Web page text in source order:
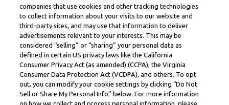
Symbolab, a Learneo, Inc. business
© Learneo, Inc. 2024
companies that use cookies and other tracking technologies
to collect information about your visits to our website and
third-party sites, and may use that information to deliver
advertisements relevant to your interests. This may be
considered “selling” or “sharing” your personal data as
defined in certain US privacy laws like the California
Consumer Privacy Act (as amended) (CCPA), the Virginia
Consumer Data Protection Act (VCDPA), and others. To opt
out, you can modify your cookie settings by clicking “Do Not
Sell or Share My Personal Info” below. For more information
on how we collect and process personal information, please